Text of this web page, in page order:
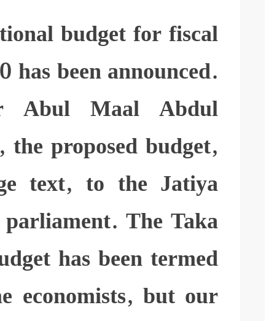
budget for fiscal
been announced.
Abul Maal Abdul
proposed budget,
text, to the Jatiya
The Taka
has been termed
economists, but our